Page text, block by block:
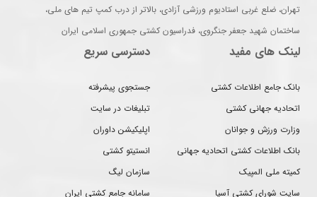
تهران، ضلع غربی استادیوم ورزشی آزادی، بالاتر از درب کمپ تیم های ملی،
ساختمان شهید جعفر جنگروی، فدراسیون کشتی جمهوری اسلامی ایران
لینک های مفید
بانک جامع اطلاعات کشتی
اتحادیه جهانی کشتی
وزارت ورزش و جوانان
بانک اطلاعات کشتی اتحادیه جهانی
کمیته ملی المپیک
سایت شورای کشتی آسیا
دسترسی سریع
جستجوی پیشرفته
تبلیغات در سایت
اپلیکیشن داوران
انستیتو کشتی
سازمان لیگ
سامانه جامع کشتی ایران